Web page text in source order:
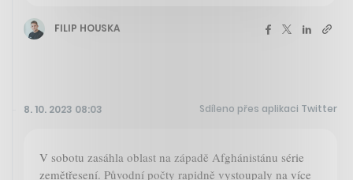
FILIP HOUSKA
8. 10. 2023 08:03 Sdíleno přes aplikaci Twitter
V sobotu zasáhla oblast na západě Afghánistánu série
zemětřesení. Původní počty rapidně vystoupaly na více